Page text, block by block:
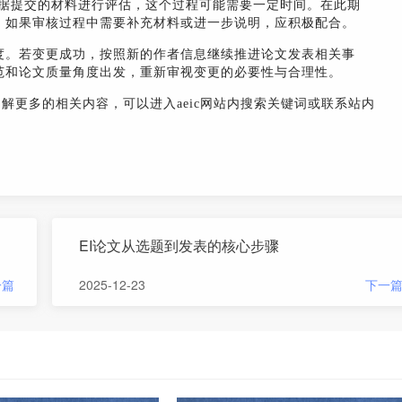
交的材料进行评估，这个过程可能需要一定时间。在此期
果审核过程中需要补充材料或进一步说明，应积极配合。
若变更成功，按照新的作者信息继续推进论文发表相关事
论文质量角度出发，重新审视变更的必要性与合理性。
更多的相关内容，可以进入aeic网站内搜索关键词或联系站内
EI论文从选题到发表的核心步骤
2025-12-23 下一篇